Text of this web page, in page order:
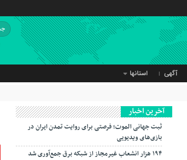
آگهی استانها
آخرین اخبار
ثبت جهانی الموت؛ فرصتی برای روایت تمدن ایران در
بازی‌های ویدیویی
۱۹۴ هزار انشعاب غیرمجاز از شبکه برق جمع‌آوری شد